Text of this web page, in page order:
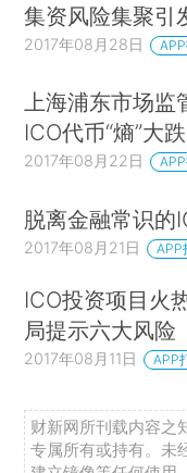
集资风险集聚引
2017年08月28日
上海浦东市场监
ICO代币“熵”大跌
2017年08月22日
脱离金融常识的
2017年08月21日 APP
ICO投资项目火
局提示六大风险
2017年08月11日 APP
财新网所刊载内容之
专属所有或持有。未